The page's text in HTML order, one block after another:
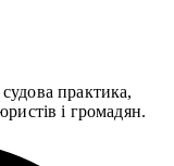
практика,
і громадян.